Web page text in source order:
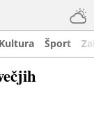
Kultura Šport